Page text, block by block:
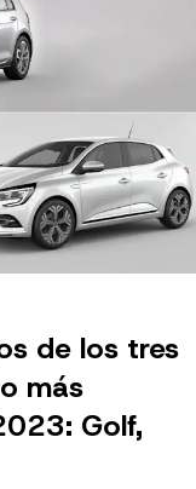
de los tres
más
Golf,